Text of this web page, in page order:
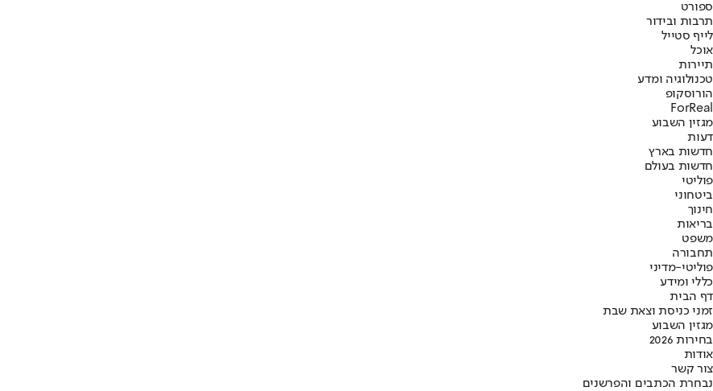
ספורט
תרבות ובידור
לייף סטייל
אוכל
תיירות
טכנולוגיה ומדע
הורוסקופ
ForReal
מגזין השבוע
דעות
חדשות בארץ
חדשות בעולם
פוליטי
ביטחוני
חינוך
בריאות
משפט
תחבורה
פוליטי-מדיני
כללי ומידע
דף הבית
זמני כניסת וצאת שבת
מגזין השבוע
בחירות 2026
אודות
צור קשר
נבחרת הכתבים והפרשנים